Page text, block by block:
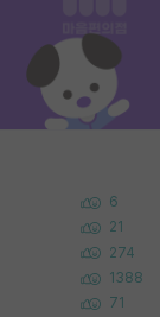
6
21
274
1388
71